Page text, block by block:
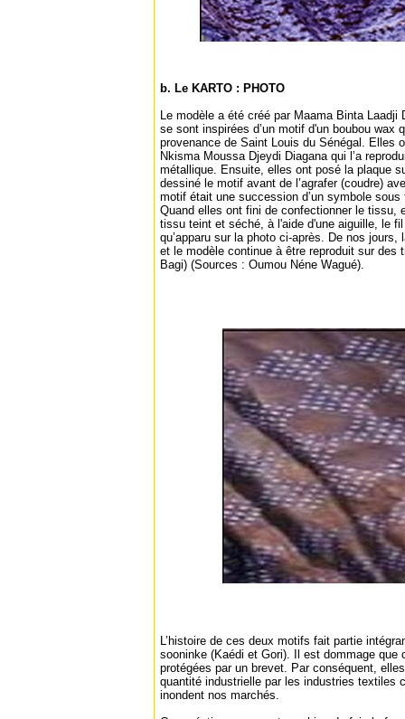
b. Le KARTO : PHOTO
Le modèle a été créé par Maama Binta
se sont inspirées d’un motif d'un boubou wax
provenance de Saint Louis du Sénégal. Elles
Nkisma Moussa Djeydi Diagana qui l’a
métallique. Ensuite, elles ont posé la plaque
dessiné le motif avant de l’agrafer (coudre)
motif était une succession d’un symbole
Quand elles ont fini de confectionner le tissu,
tissu teint et séché, à l'aide d'une aiguille, le
qu’apparu sur la photo ci-après. De nos
et le modèle continue à être reproduit sur des
Bagi) (Sources : Oumou Néne Wagué).
L’histoire de ces deux motifs fait partie
sooninke (Kaédi et Gori). Il est dommage que
protégées par un brevet. Par conséquent,
quantité industrielle par les industries textiles
inondent nos marchés.